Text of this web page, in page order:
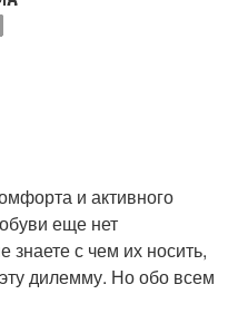
и активного
еще нет
знаете с чем их носить,
дилемму. Но обо всем